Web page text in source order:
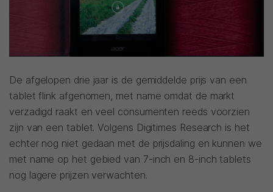
De afgelopen drie jaar is de gemiddelde prijs van een
tablet flink afgenomen, met name omdat de markt
verzadigd raakt en veel consumenten reeds voorzien
zijn van een tablet. Volgens Digitimes Research is het
echter nog niet gedaan met de prijsdaling en kunnen we
met name op het gebied van 7-inch en 8-inch tablets
nog lagere prijzen verwachten.